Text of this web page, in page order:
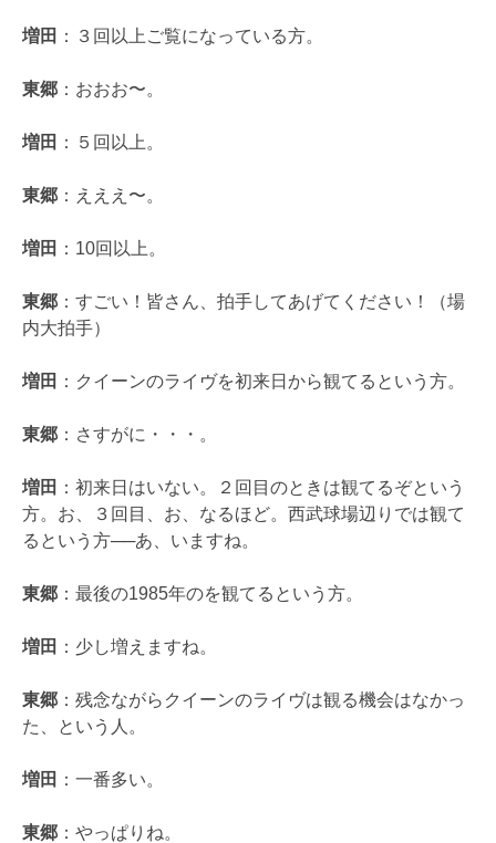
増田 ：３回以上ご覧になっている方。
東郷 ：おおお〜。
増田 ：５回以上。
東郷 ：えええ〜。
増田 ：10回以上。
東郷 ：すごい！皆さん、拍手してあげてください！（場
内大拍手）
増田 ：クイーンのライヴを初来日から観てるという方。
東郷 ：さすがに・・・。
増田 ：初来日はいない。２回目のときは観てるぞという
方。お、３回目、お、なるほど。西武球場辺りでは観て
るという方──あ、いますね。
東郷 ：最後の1985年のを観てるという方。
増田 ：少し増えますね。
東郷 ：残念ながらクイーンのライヴは観る機会はなかっ
た、という人。
増田 ：一番多い。
東郷 ：やっぱりね。